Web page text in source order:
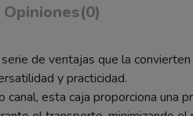
Opiniones(0)
de ventajas que la
y practicidad.
esta caja proporciona